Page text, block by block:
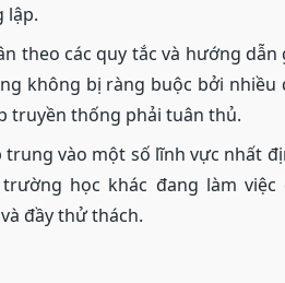
lập.
theo các quy tắc và hướng dẫn
không bị ràng buộc bởi nhiều
truyền thống phải tuân thủ.
vào một số lĩnh vực nhất
học khác đang làm việc
đầy thử thách.